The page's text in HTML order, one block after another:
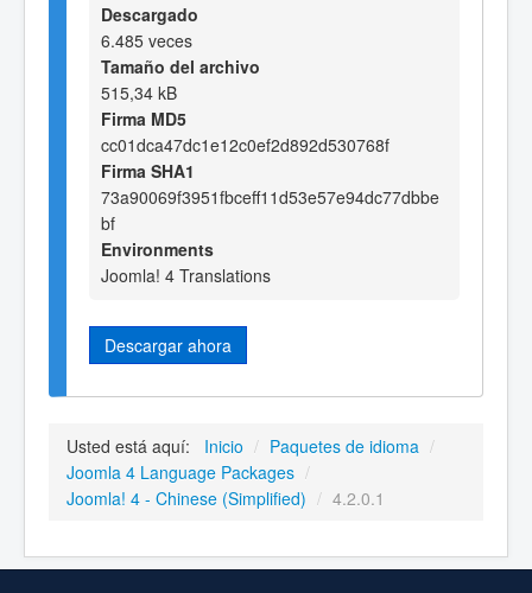
Descargado
6.485 veces
Tamaño del archivo
515,34 kB
Firma MD5
cc01dca47dc1e12c0ef2d892d530768f
Firma SHA1
73a90069f3951fbceff11d53e57e94dc77dbbe
bf
Environments
Joomla! 4 Translations
Descargar ahora
Usted está aquí: Inicio / Paquetes de idioma /
Joomla 4 Language Packages /
Joomla! 4 - Chinese (Simplified) / 4.2.0.1